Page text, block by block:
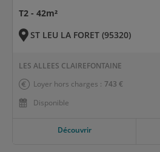
T2 - 42m²
ST LEU LA FORET (95320)
LES ALLEES CLAIREFONTAINE
Loyer hors charges : 743 €
Disponible
Découvrir